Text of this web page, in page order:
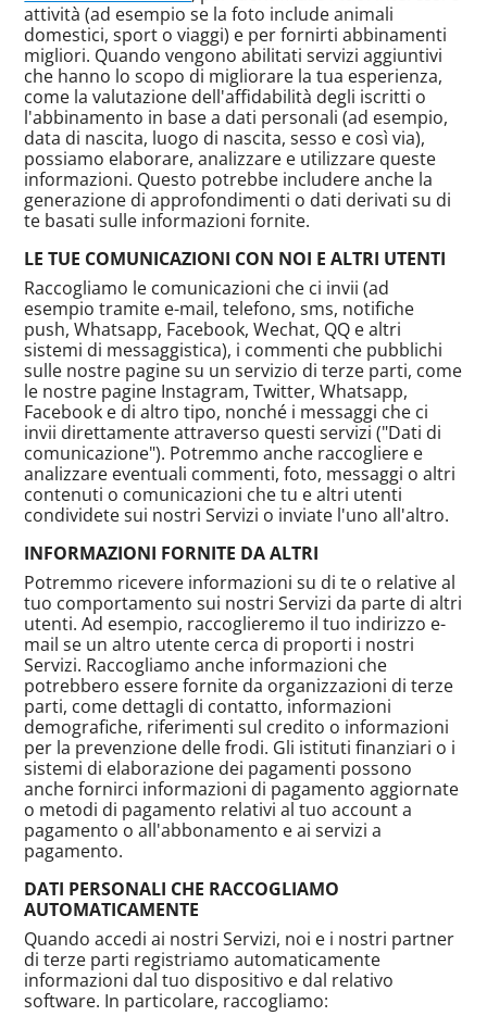
attività (ad esempio se la foto include animali
domestici, sport o viaggi) e per fornirti abbinamenti
migliori. Quando vengono abilitati servizi aggiuntivi
che hanno lo scopo di migliorare la tua esperienza,
come la valutazione dell'affidabilità degli iscritti o
l'abbinamento in base a dati personali (ad esempio,
data di nascita, luogo di nascita, sesso e così via),
possiamo elaborare, analizzare e utilizzare queste
informazioni. Questo potrebbe includere anche la
generazione di approfondimenti o dati derivati ​​su di
te basati sulle informazioni fornite.
LE TUE COMUNICAZIONI CON NOI E ALTRI UTENTI
Raccogliamo le comunicazioni che ci invii (ad
esempio tramite e-mail, telefono, sms, notifiche
push, Whatsapp, Facebook, Wechat, QQ e altri
sistemi di messaggistica), i commenti che pubblichi
sulle nostre pagine su un servizio di terze parti, come
le nostre pagine Instagram, Twitter, Whatsapp,
Facebook e di altro tipo, nonché i messaggi che ci
invii direttamente attraverso questi servizi ("Dati di
comunicazione"). Potremmo anche raccogliere e
analizzare eventuali commenti, foto, messaggi o altri
contenuti o comunicazioni che tu e altri utenti
condividete sui nostri Servizi o inviate l'uno all'altro.
INFORMAZIONI FORNITE DA ALTRI
Potremmo ricevere informazioni su di te o relative al
tuo comportamento sui nostri Servizi da parte di altri
utenti. Ad esempio, raccoglieremo il tuo indirizzo e-
mail se un altro utente cerca di proporti i nostri
Servizi. Raccogliamo anche informazioni che
potrebbero essere fornite da organizzazioni di terze
parti, come dettagli di contatto, informazioni
demografiche, riferimenti sul credito o informazioni
per la prevenzione delle frodi. Gli istituti finanziari o i
sistemi di elaborazione dei pagamenti possono
anche fornirci informazioni di pagamento aggiornate
o metodi di pagamento relativi al tuo account a
pagamento o all'abbonamento e ai servizi a
pagamento.
DATI PERSONALI CHE RACCOGLIAMO
AUTOMATICAMENTE
Quando accedi ai nostri Servizi, noi e i nostri partner
di terze parti registriamo automaticamente
informazioni dal tuo dispositivo e dal relativo
software. In particolare, raccogliamo: